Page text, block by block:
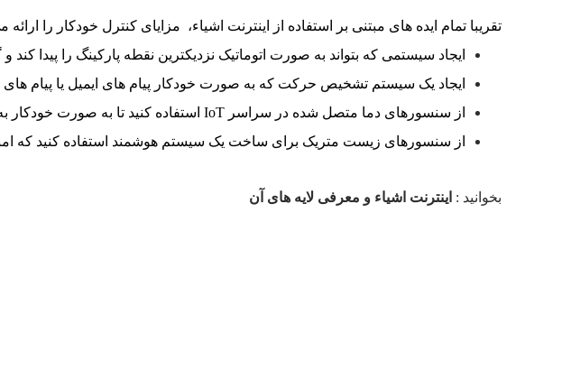
تقریبا تمام ایده های مبتنی بر استفاده از اینترنت اشیاء، مزایای کنترل خودکار را
ایجاد سیستمی که بتواند به صورت اتوماتیک نزدیکترین نقطه پارکینگ را پیدا کند
ایجاد یک سیستم تشخیص حرکت که به صورت خودکار پیام های ایمیل یا پیام
از سنسورهای دما متصل شده در سراسر IoT استفاده کنید تا به صورت خودکار به شما هشدار دهد اگر پنجره های خانه یا در های خود را باز نگه دارید.
از سنسورهای زیست متریک برای ساخت یک سیستم هوشمند استفاده کنید که
بخوانید : اینترنت اشیاء و معرفی لایه های آن